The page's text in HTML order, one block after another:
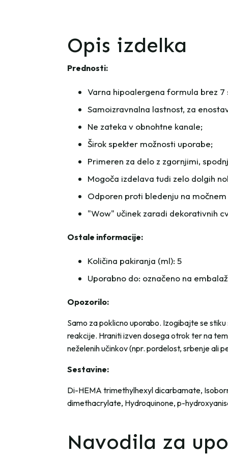
Opis izdelka
Prednosti:
Varna hipoalergena formula brez 7
Samoizravnalna lastnost, za
Ne zateka v obnohtne kanale;
Širok spekter možnosti uporabe;
Primeren za delo z zgornjimi,
Mogoča izdelava tudi zelo dolgih
Odporen proti bledenju na močnem
"Wow" učinek zaradi dekorativnih
Ostale informacije:
Količina pakiranja (ml): 5
Uporabno do: označeno na
Opozorilo:
Samo za poklicno uporabo. Izogibajte se
reakcije. Hraniti izven dosega otrok ter na
neželenih učinkov (npr. pordelost, srbenje ali
Sestavine:
Di-HEMA trimethylhexyl dicarbamate,
dimethacrylate, Hydroquinone, p-
Navodila za